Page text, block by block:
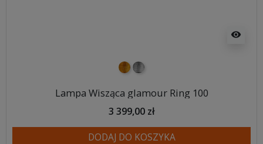
visibility
złotysrebrny
Lampa Wisząca glamour Ring 100
3 399,00 zł
DODAJ DO KOSZYKA